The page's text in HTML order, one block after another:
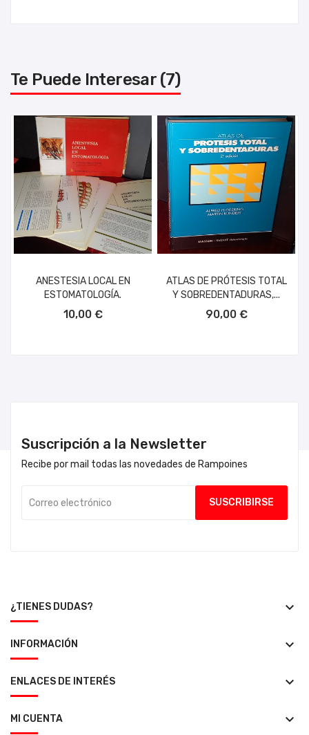
Te Puede Interesar (7)
ANESTESIA LOCAL EN
ESTOMATOLOGÍA.
10,00 €
ATLAS DE PRÓTESIS TOTAL
Y SOBREDENTADURAS,...
90,00 €
Suscripción a la Newsletter
Recibe por mail todas las novedades de Rampoines
¿TIENES DUDAS? keyboard_arrow_down
INFORMACIÓN keyboard_arrow_down
ENLACES DE INTERÉS keyboard_arrow_down
MI CUENTA keyboard_arrow_down